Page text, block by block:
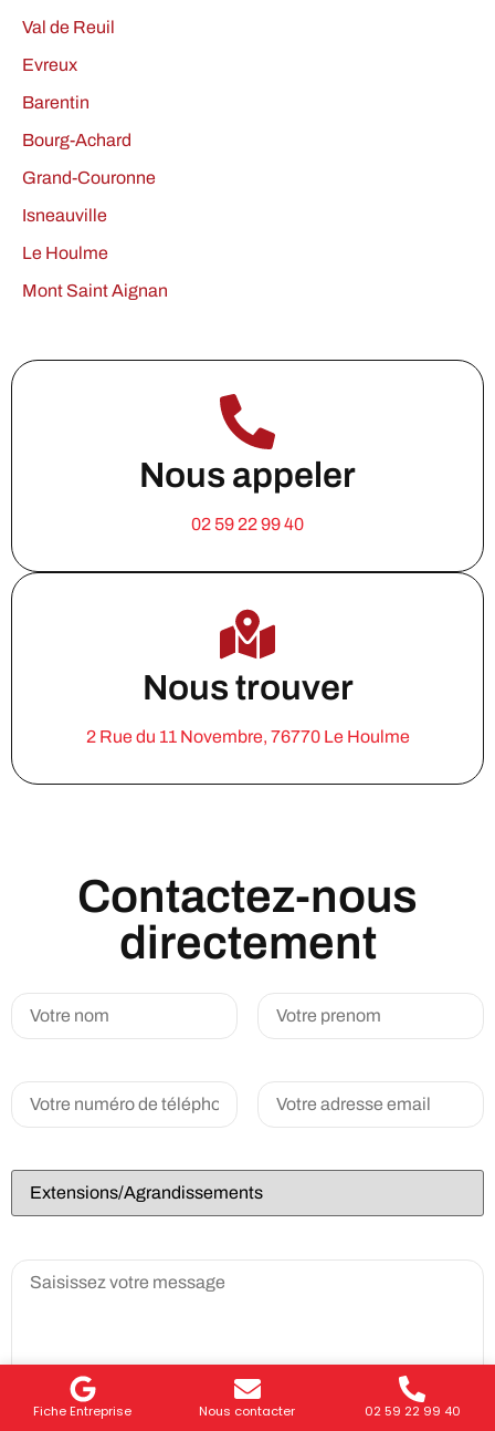
Fiche Entreprise Nous contacter 02 59 22 99 40
Val de Reuil
Evreux
Barentin
Bourg-Achard
Grand-Couronne
Isneauville
Le Houlme
Mont Saint Aignan
Nous appeler
02 59 22 99 40
Nous trouver
2 Rue du 11 Novembre, 76770 Le Houlme
Contactez-nous
directement